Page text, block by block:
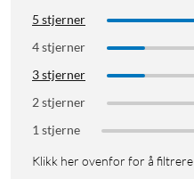
5 stjerner
4 stjerner
3 stjerner
2 stjerner
1 stjerne
Klikk her ovenfor for å filtrere